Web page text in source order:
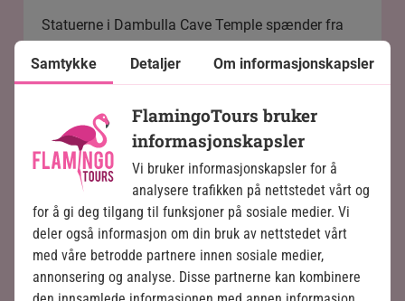
Statuerne i Dambulla Cave Temple spænder fra
forskellige positurer til mindre figurer af
buddhistiske helgener, konger og endda
hinduistiske guder som Vishnu og Ganesha,
hvilket viser den religiøse og kulturelle integration
på øen. Den største statue er en imponerende 14
meter lang liggende Buddha, som symboliserer
Buddhas vej til Nirvana.
Samtykke Detaljer Om informasjonskapsler
FlamingoTours bruker
informasjonskapsler
Vi bruker informasjonskapsler for å
analysere trafikken på nettstedet vårt og
for å gi deg tilgang til funksjoner på sosiale medier. Vi
deler også informasjon om din bruk av nettstedet vårt
med våre betrodde partnere innen sosiale medier,
annonsering og analyse. Disse partnerne kan kombinere